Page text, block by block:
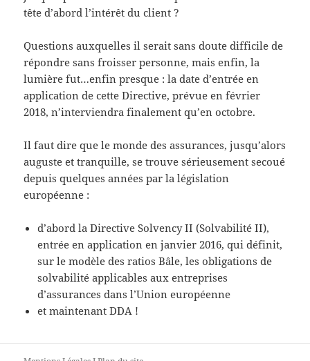
tête d’abord l’intérêt du client ?
Questions auxquelles il serait sans doute difficile de
répondre sans froisser personne, mais enfin, la
lumière fut…enfin presque : la date d’entrée en
application de cette Directive, prévue en février
2018, n’interviendra finalement qu’en octobre.
Il faut dire que le monde des assurances, jusqu’alors
auguste et tranquille, se trouve sérieusement secoué
depuis quelques années par la législation
européenne :
d’abord la Directive Solvency II (Solvabilité II),
entrée en application en janvier 2016, qui définit,
sur le modèle des ratios Bâle, les obligations de
solvabilité applicables aux entreprises
d’assurances dans l’Union européenne
et maintenant DDA !